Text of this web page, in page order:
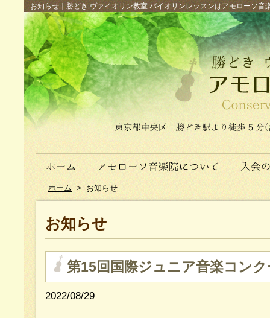
お知らせ｜勝どき ヴァイオリン教室 バイオリンレッスンはアモローソ
ホーム > お知らせ
お知らせ
第15回国際ジュニア音楽コン
2022/08/29